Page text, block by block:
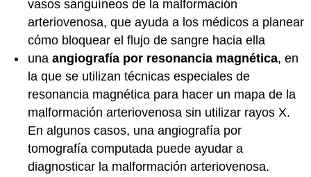
vasos sanguíneos de la malformación
arteriovenosa, que ayuda a los médicos a planear
cómo bloquear el flujo de sangre hacia ella
una angiografía por resonancia magnética, en
la que se utilizan técnicas especiales de
resonancia magnética para hacer un mapa de la
malformación arteriovenosa sin utilizar rayos X.
En algunos casos, una angiografía por
tomografía computada puede ayudar a
diagnosticar la malformación arteriovenosa.